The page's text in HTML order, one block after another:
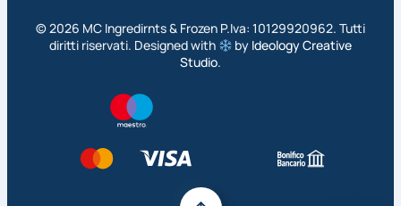
©2026 MC Ingredirnts & Frozen P.Iva: 10129920962. Tutti
diritti riservati. Designed with
by Ideology Creative
Studio.